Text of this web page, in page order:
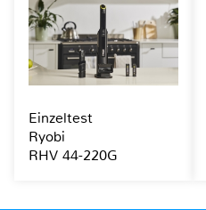
Einzeltest
Ryobi
RHV 44-220G